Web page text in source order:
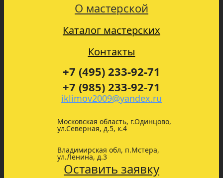
О мастерской
Каталог мастерских
Контакты
+7 (495) 233-92-71
+7 (985) 233-92-71
iklimov2009@yandex.ru
Московская область, г.Одинцово,
ул.Северная, д.5, к.4
Владимирская обл, п.Мстера,
ул.Ленина, д.3
Оставить заявку